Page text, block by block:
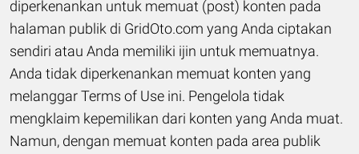
diperkenankan untuk memuat (post) konten pada
halaman publik di GridOto.com yang Anda ciptakan
sendiri atau Anda memiliki ijin untuk memuatnya.
Anda tidak diperkenankan memuat konten yang
melanggar Terms of Use ini. Pengelola tidak
mengklaim kepemilikan dari konten yang Anda muat.
Namun, dengan memuat konten pada area publik